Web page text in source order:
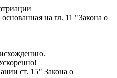
на гл. 11 "Закона о
ст. 15" Закона о